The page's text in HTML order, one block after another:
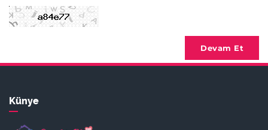
Devam Et
Künye